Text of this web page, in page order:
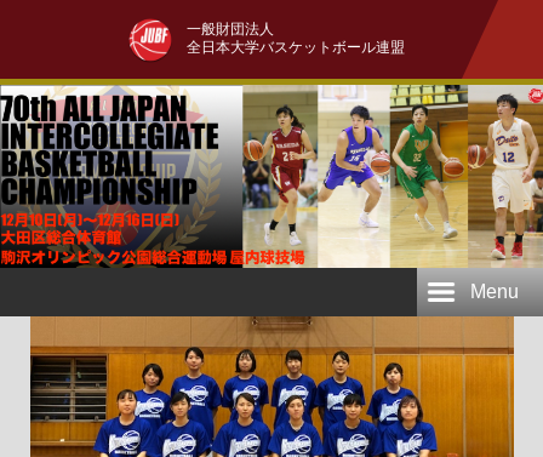
一般財団法人
全日本大学バスケットボール連盟
Menu